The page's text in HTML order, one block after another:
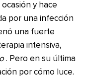
y hace
por una infección
una fuerte
intensiva,
. Pero en su última
por cómo luce.